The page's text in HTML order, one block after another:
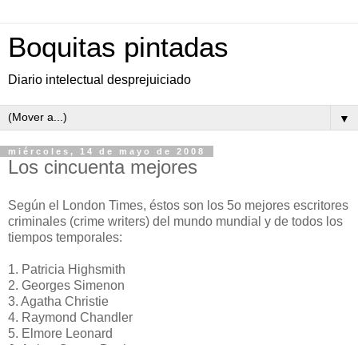
Boquitas pintadas
Diario intelectual desprejuiciado
▼
miércoles, 14 de mayo de 2008
Los cincuenta mejores
Según el London Times, éstos son los 5o mejores escritores
criminales (crime writers) del mundo mundial y de todos los
tiempos temporales:
1. Patricia Highsmith
2. Georges Simenon
3. Agatha Christie
4. Raymond Chandler
5. Elmore Leonard